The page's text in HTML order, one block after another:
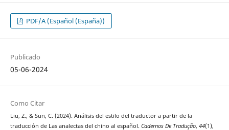
PDF/A (Español (España))
Publicado
05-06-2024
Como Citar
Liu, Z., & Sun, C. (2024). Análisis del estilo del traductor a partir de la
traducción de Las analectas del chino al español. Cadernos De Tradução, 44(1),